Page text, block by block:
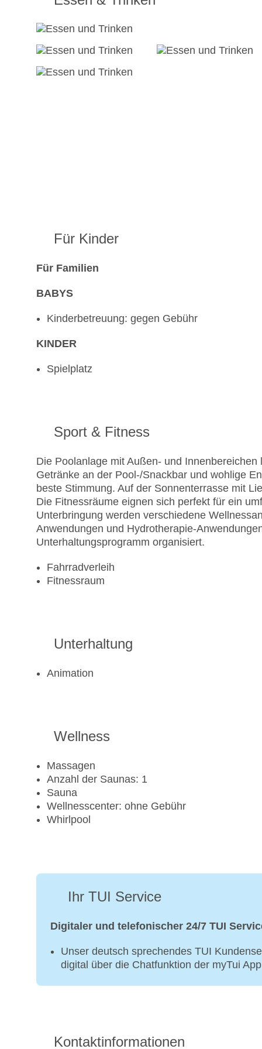
Für Kinder
Für Familien
BABYS
Kinderbetreuung: gegen Gebühr
KINDER
Spielplatz
Sport & Fitness
Die Poolanlage mit Außen- und
Getränke an der Pool-/Snackbar und wohlige
beste Stimmung. Auf der Sonnenterrasse mit
Die Fitnessräume eignen sich perfekt für ein
Unterbringung werden verschiedene
Anwendungen und Hydrotherapie-
Unterhaltungsprogramm organisiert.
Fahrradverleih
Fitnessraum
Unterhaltung
Animation
Wellness
Massagen
Anzahl der Saunas: 1
Sauna
Wellnesscenter: ohne Gebühr
Whirlpool
Ihr TUI Service
Digitaler und telefonischer 24/7 TUI
Unser deutsch sprechendes TUI
digital über die Chatfunktion der myTui
Kontaktinformationen